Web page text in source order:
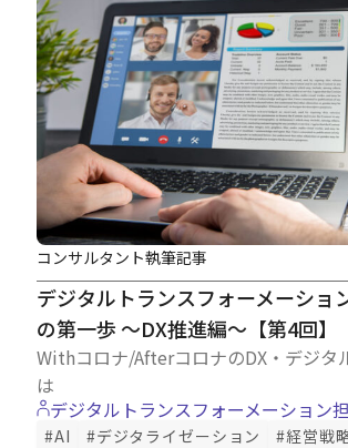
デジタルトランスフォーメーショ
の第一歩 ～DX推進編～【第4回】
Withコロナ/AfterコロナのDX・デジタ
は
コンサルタント執筆記事
デジタルトランスフォーメーション
#AI #デジタライゼーション #経営戦